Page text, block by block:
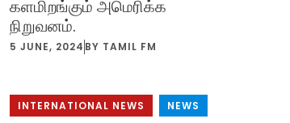
களமிறங்கும் அமெரிக்க
நிறுவனம்.
5 JUNE, 2024 BY TAMIL FM
INTERNATIONAL NEWS NEWS